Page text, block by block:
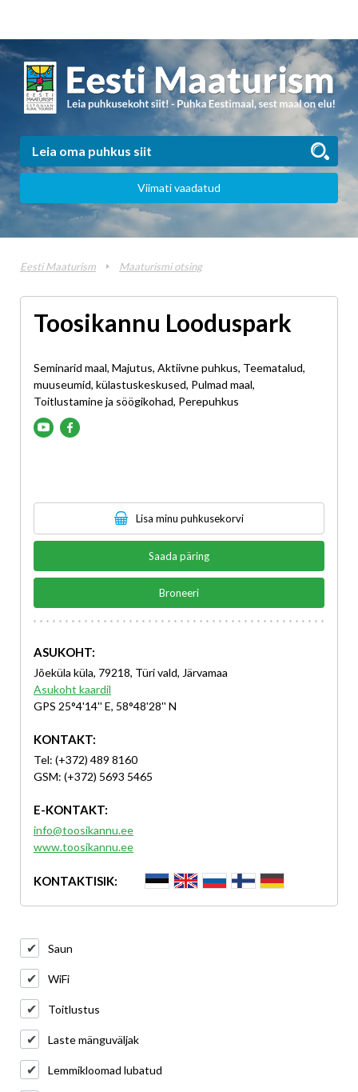
Viimati vaadatud
Eesti Maaturism Maaturismi otsing
Toosikannu Looduspark
Seminarid maal, Majutus, Aktiivne puhkus, Teematalud,
muuseumid, külastuskeskused, Pulmad maal,
Toitlustamine ja söögikohad, Perepuhkus
Lisa minu puhkusekorvi
Saada päring
Broneeri
ASUKOHT:
Jõeküla küla, 79218, Türi vald, Järvamaa
Asukoht kaardil
GPS 25°4'14'' E, 58°48'28'' N
KONTAKT:
Tel: (+372) 489 8160
GSM: (+372) 5693 5465
E-KONTAKT:
info@toosikannu.ee
www.toosikannu.ee
KONTAKTISIK:
Saun
WiFi
Toitlustus
Laste mänguväljak
Lemmikloomad lubatud